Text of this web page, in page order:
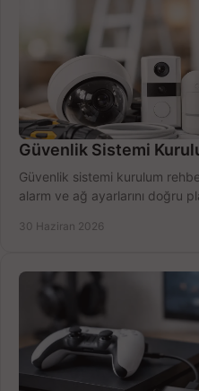
Güvenlik Sistemi
Güvenlik sistemi kurulum
alarm ve ağ ayarlarını doğru
30 Haziran 2026